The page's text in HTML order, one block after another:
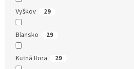
Vyškov 29
Blansko 29
Kutná Hora 29